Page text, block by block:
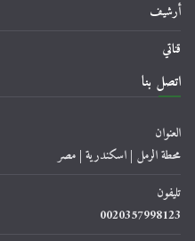
أرشيف
قناتي
اتصل بنا
العنوان
محطة الرمل | اسكندرية | مصر
تليفون
0020357998123